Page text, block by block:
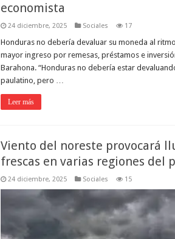
economista
24 diciembre, 2025 Sociales 17
Honduras no debería devaluar su moneda al
mayor ingreso por remesas, préstamos e
Barahona. “Honduras no debería estar
paulatino, pero …
Leer más
Viento del noreste provocará
frescas en varias regiones del
24 diciembre, 2025 Sociales 15